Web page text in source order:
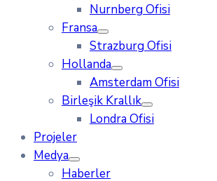
Nurnberg Ofisi
Fransa
Strazburg Ofisi
Hollanda
Amsterdam Ofisi
Birleşik Krallık
Londra Ofisi
Projeler
Medya
Haberler